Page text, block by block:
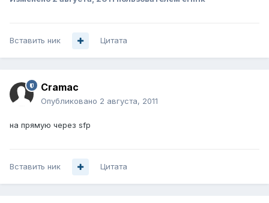
Вставить ник Цитата
Cramac
Опубликовано 2 августа, 2011
на прямую через sfp
Вставить ник Цитата